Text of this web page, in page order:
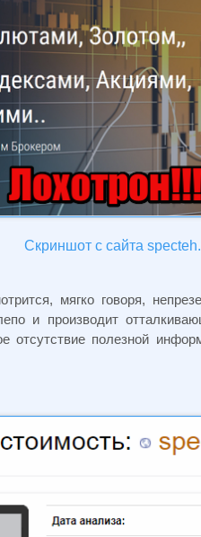
Скриншот с сайта
мягко говоря,
и производит
отсутствие полезной